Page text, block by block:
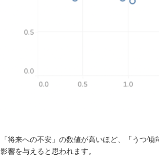
「将来への不安」の数値が高いほど、「うつ
影響を与えると思われます。